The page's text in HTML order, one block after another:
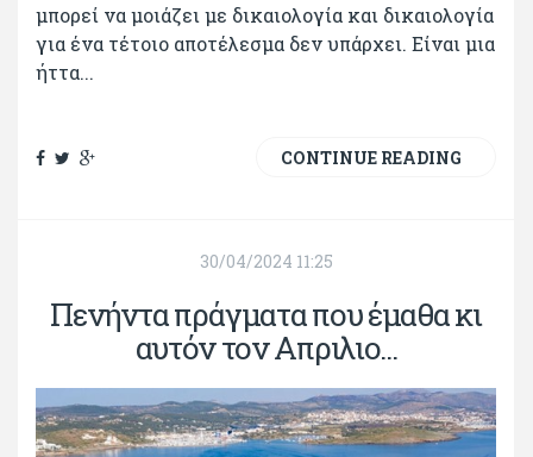
μπορεί να μοιάζει με δικαιολογία και δικαιολογία
για ένα τέτοιο αποτέλεσμα δεν υπάρχει. Είναι μια
ήττα...
CONTINUE READING
30/04/2024 11:25
Πενήντα πράγματα που έμαθα κι
αυτόν τον Απριλιο...